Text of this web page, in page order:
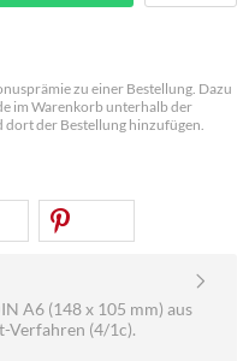
zu einer Bestellung. Dazu
im Warenkorb unterhalb der
dort der Bestellung hinzufügen.
A6 (148 x 105 mm) aus
Verfahren (4/1c).